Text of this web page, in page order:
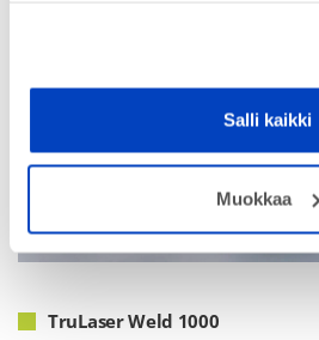
Salli kaikki
Muokkaa
TruLaser Weld 1000